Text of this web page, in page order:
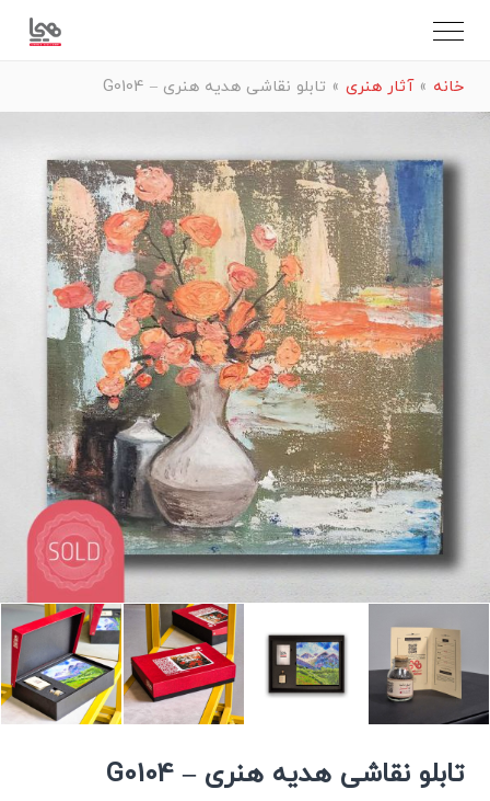
خانه »آثار هنری » تابلو نقاشی هدیه هنری – G0104
تابلو نقاشی هدیه هنری – G0104